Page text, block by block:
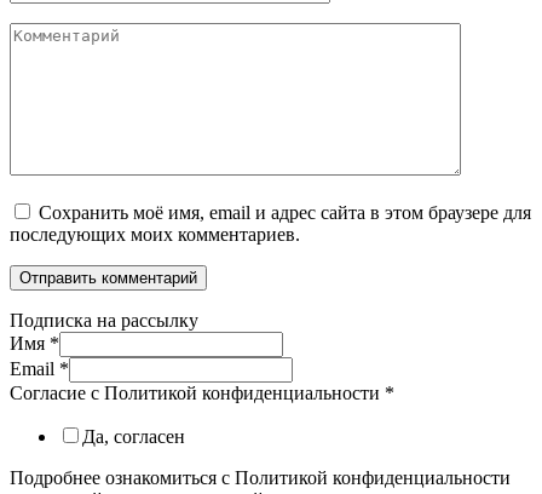
Комментарий
Сохранить моё имя, email и адрес сайта в этом браузере для
последующих моих комментариев.
Подписка на рассылку
Имя *
Email *
Согласие с Политикой конфиденциальности *
Да, согласен
Подробнее ознакомиться с Политикой конфиденциальности